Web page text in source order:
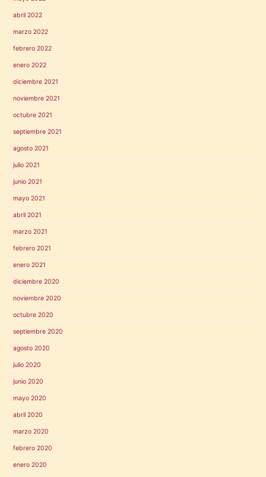
abril 2022
marzo 2022
febrero 2022
enero 2022
diciembre 2021
noviembre 2021
octubre 2021
septiembre 2021
agosto 2021
julio 2021
junio 2021
mayo 2021
abril 2021
marzo 2021
febrero 2021
enero 2021
diciembre 2020
noviembre 2020
octubre 2020
septiembre 2020
agosto 2020
julio 2020
junio 2020
mayo 2020
abril 2020
marzo 2020
febrero 2020
enero 2020